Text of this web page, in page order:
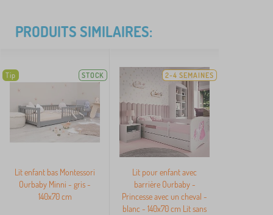
PRODUITS SIMILAIRES:
Tip STOCK
Lit enfant bas Montessori
Ourbaby Minni - gris -
140x70 cm
2-4 SEMAINES
Lit pour enfant avec
barrière Ourbaby -
Princesse avec un cheval -
blanc - 140x70 cm Lit sans